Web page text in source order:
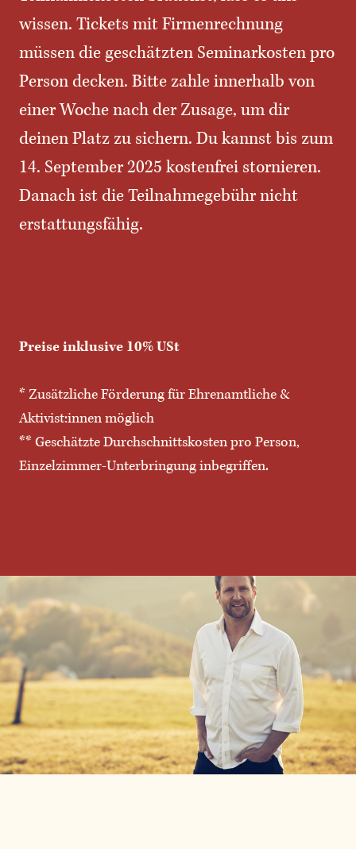
wissen. Tickets mit Firmenrechnung
müssen die geschätzten Seminarkosten pro
Person decken. Bitte zahle innerhalb von
einer Woche nach der Zusage, um dir
deinen Platz zu sichern. Du kannst bis zum
14. September 2025 kostenfrei stornieren.
Danach ist die Teilnahmegebühr nicht
erstattungsfähig.
Preise inklusive 10% USt
* Zusätzliche Förderung für Ehrenamtliche &
Aktivist:innen möglich
** Geschätzte Durchschnittskosten pro Person,
Einzelzimmer-Unterbringung inbegriffen.